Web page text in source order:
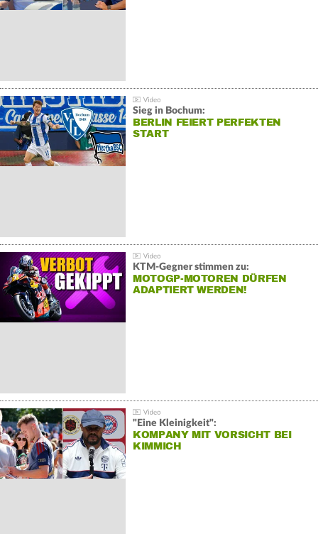
Sieg in Bochum:
BERLIN FEIERT PERFEKTEN
START
KTM-Gegner stimmen zu:
MOTOGP-MOTOREN DÜRFEN
ADAPTIERT WERDEN!
"Eine Kleinigkeit":
KOMPANY MIT VORSICHT BEI
KIMMICH